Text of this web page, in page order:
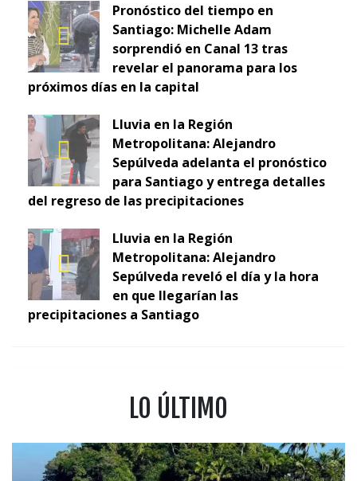
Pronóstico del tiempo en
Santiago: Michelle Adam
sorprendió en Canal 13 tras
revelar el panorama para los
próximos días en la capital
Lluvia en la Región
Metropolitana: Alejandro
Sepúlveda adelanta el pronóstico
para Santiago y entrega detalles
del regreso de las precipitaciones
Lluvia en la Región
Metropolitana: Alejandro
Sepúlveda reveló el día y la hora
en que llegarían las
precipitaciones a Santiago
LO ÚLTIMO